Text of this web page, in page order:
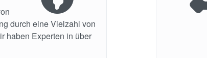
durch eine Vielzahl von
haben Experten in über